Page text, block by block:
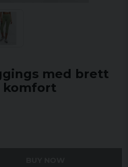
med brett
komfort